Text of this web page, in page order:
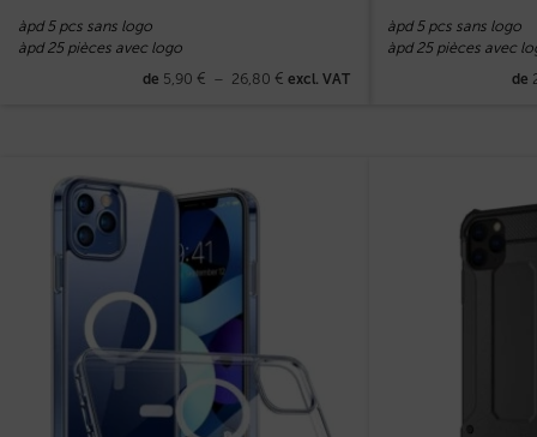
àpd 5 pcs sans logo
àpd 25 pièces avec logo
de 5,90 € – 26,80 € excl. VAT
àpd 5 pcs sans logo
àpd 25 pièces avec
de